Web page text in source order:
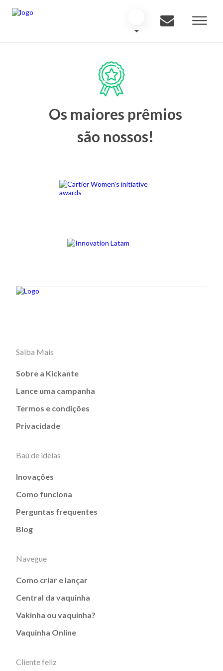
Os maiores prêmios
são nossos!
Saiba Mais
Sobre a Kickante
Lance uma campanha
Termos e condições
Privacidade
Baú de ideias
Inovações
Como funciona
Perguntas frequentes
Blog
Navegue
Como criar e lançar
Central da vaquinha
Vakinha ou vaquinha?
Vaquinha Online
Cliente feliz